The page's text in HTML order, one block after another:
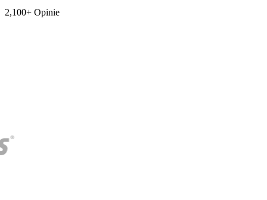
2,100+ Opinie